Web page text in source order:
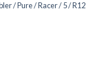
/ Pure / Racer / 5 / R12